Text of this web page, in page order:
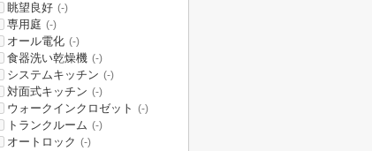
眺望良好 (-)
専用庭 (-)
オール電化 (-)
食器洗い乾燥機 (-)
システムキッチン (-)
対面式キッチン (-)
ウォークインクロゼット (-)
トランクルーム (-)
オートロック (-)